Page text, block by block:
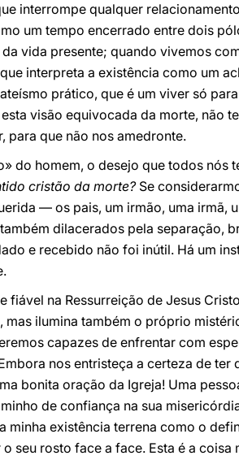
interrompe qualquer
um tempo encerrado entre dois
vida presente; quando vivemos
interpreta a existência como um
prático, que é um viver só
visão equivocada da morte, não
para que não nos amedronte.
do homem, o desejo que todos nós
cristão da morte?Se
— os pais, um irmão, uma irmã,
dilacerados pela separação,
e recebido não foi inútil. Há um
fiável na Ressurreição de Jesus
ilumina também o próprio
capazes de enfrentar com
nos entristeça a certeza de ter
bonita oração da Igreja! Uma
de confiança na sua
existência terrena como o
seu rosto face a face. Esta é a